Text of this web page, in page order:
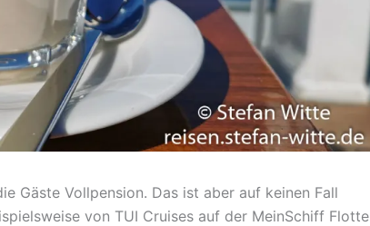
Gäste Vollpension. Das ist aber auf keinen Fall
von TUI Cruises auf der MeinSchiff Flotte